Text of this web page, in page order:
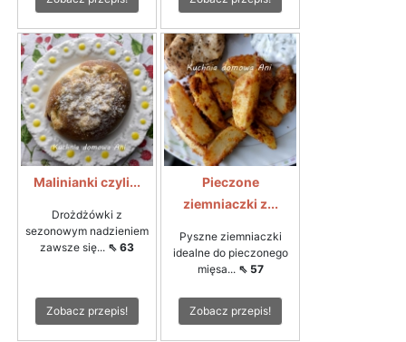
Malinianki czyli...
Drożdżówki z
sezonowym nadzieniem
zawsze się... ⇖ 63
Zobacz przepis!
Pieczone
ziemniaczki z...
Pyszne ziemniaczki
idealne do pieczonego
mięsa... ⇖ 57
Zobacz przepis!